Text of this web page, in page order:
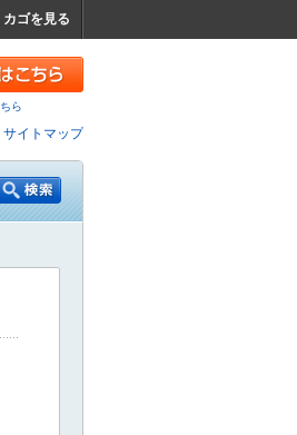
カゴを見る
ら
サイトマップ